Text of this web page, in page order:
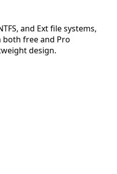
and Ext file systems,
both free and Pro
design.